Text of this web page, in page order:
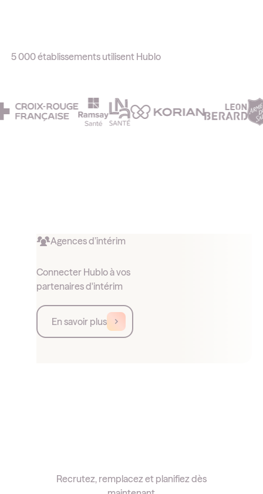
Chef de service à la Maison Perce-Neige de
5 000 établissements utilisent Hublo
Agences d’intérim
Connecter Hublo à vos
partenaires d'intérim
En savoir plus
Recrutez, remplacez et planifiez dès